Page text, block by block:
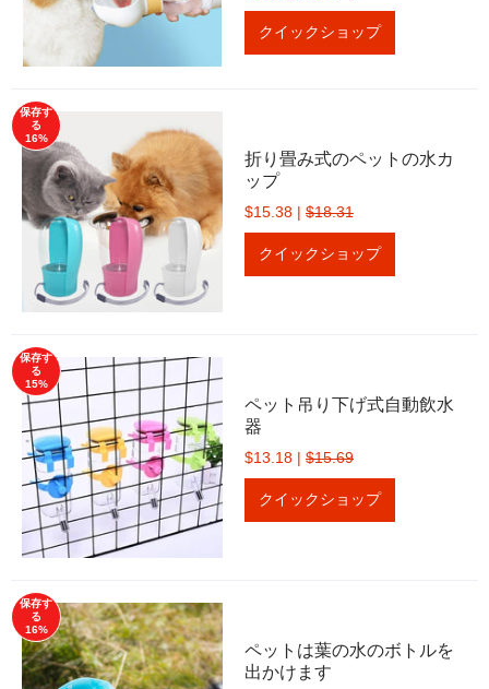
クイックショップ
保存す
る
16%
折り畳み式のペットの水カ
ップ
$15.38 | $18.31
クイックショップ
保存す
る
15%
ペット吊り下げ式自動飲水
器
$13.18 | $15.69
クイックショップ
保存す
る
16%
ペットは葉の水のボトルを
出かけます